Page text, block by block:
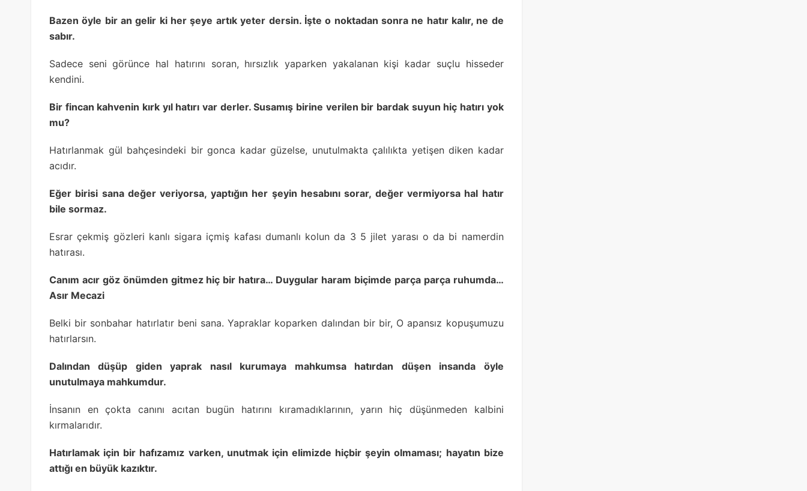
Bazen öyle bir an gelir ki her şeye artık yeter dersin. İşte o noktadan sonra ne hatır kalır, ne de
sabır.
Sadece seni görünce hal hatırını soran, hırsızlık yaparken yakalanan kişi kadar suçlu hisseder
kendini.
Bir fincan kahvenin kırk yıl hatırı var derler. Susamış birine verilen bir bardak suyun hiç hatırı yok
mu?
Hatırlanmak gül bahçesindeki bir gonca kadar güzelse, unutulmakta çalılıkta yetişen diken kadar
acıdır.
Eğer birisi sana değer veriyorsa, yaptığın her şeyin hesabını sorar, değer vermiyorsa hal hatır
bile sormaz.
Esrar çekmiş gözleri kanlı sigara içmiş kafası dumanlı kolun da 3 5 jilet yarası o da bi namerdin
hatırası.
Canım acır göz önümden gitmez hiç bir hatıra… Duygular haram biçimde parça parça ruhumda…
Asır Mecazi
Belki bir sonbahar hatırlatır beni sana. Yapraklar koparken dalından bir bir, O apansız kopuşumuzu
hatırlarsın.
Dalından düşüp giden yaprak nasıl kurumaya mahkumsa hatırdan düşen insanda öyle
unutulmaya mahkumdur.
İnsanın en çokta canını acıtan bugün hatırını kıramadıklarının, yarın hiç düşünmeden kalbini
kırmalarıdır.
Hatırlamak için bir hafızamız varken, unutmak için elimizde hiçbir şeyin olmaması; hayatın bize
attığı en büyük kazıktır.